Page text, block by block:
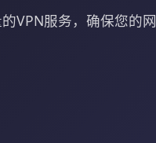
VPN服务，确保您的网